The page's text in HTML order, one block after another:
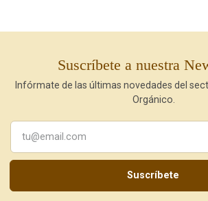
Suscríbete a nuestra
Infórmate de las últimas novedades del
Orgánico.
Suscríbete